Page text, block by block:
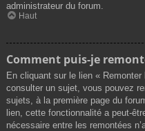
administrateur du forum.
Haut
Comment puis-je
En cliquant sur le lien «
consulter un sujet, vous pouvez
sujets, à la première page du
lien, cette fonctionnalité a peut-
nécessaire entre les remontées